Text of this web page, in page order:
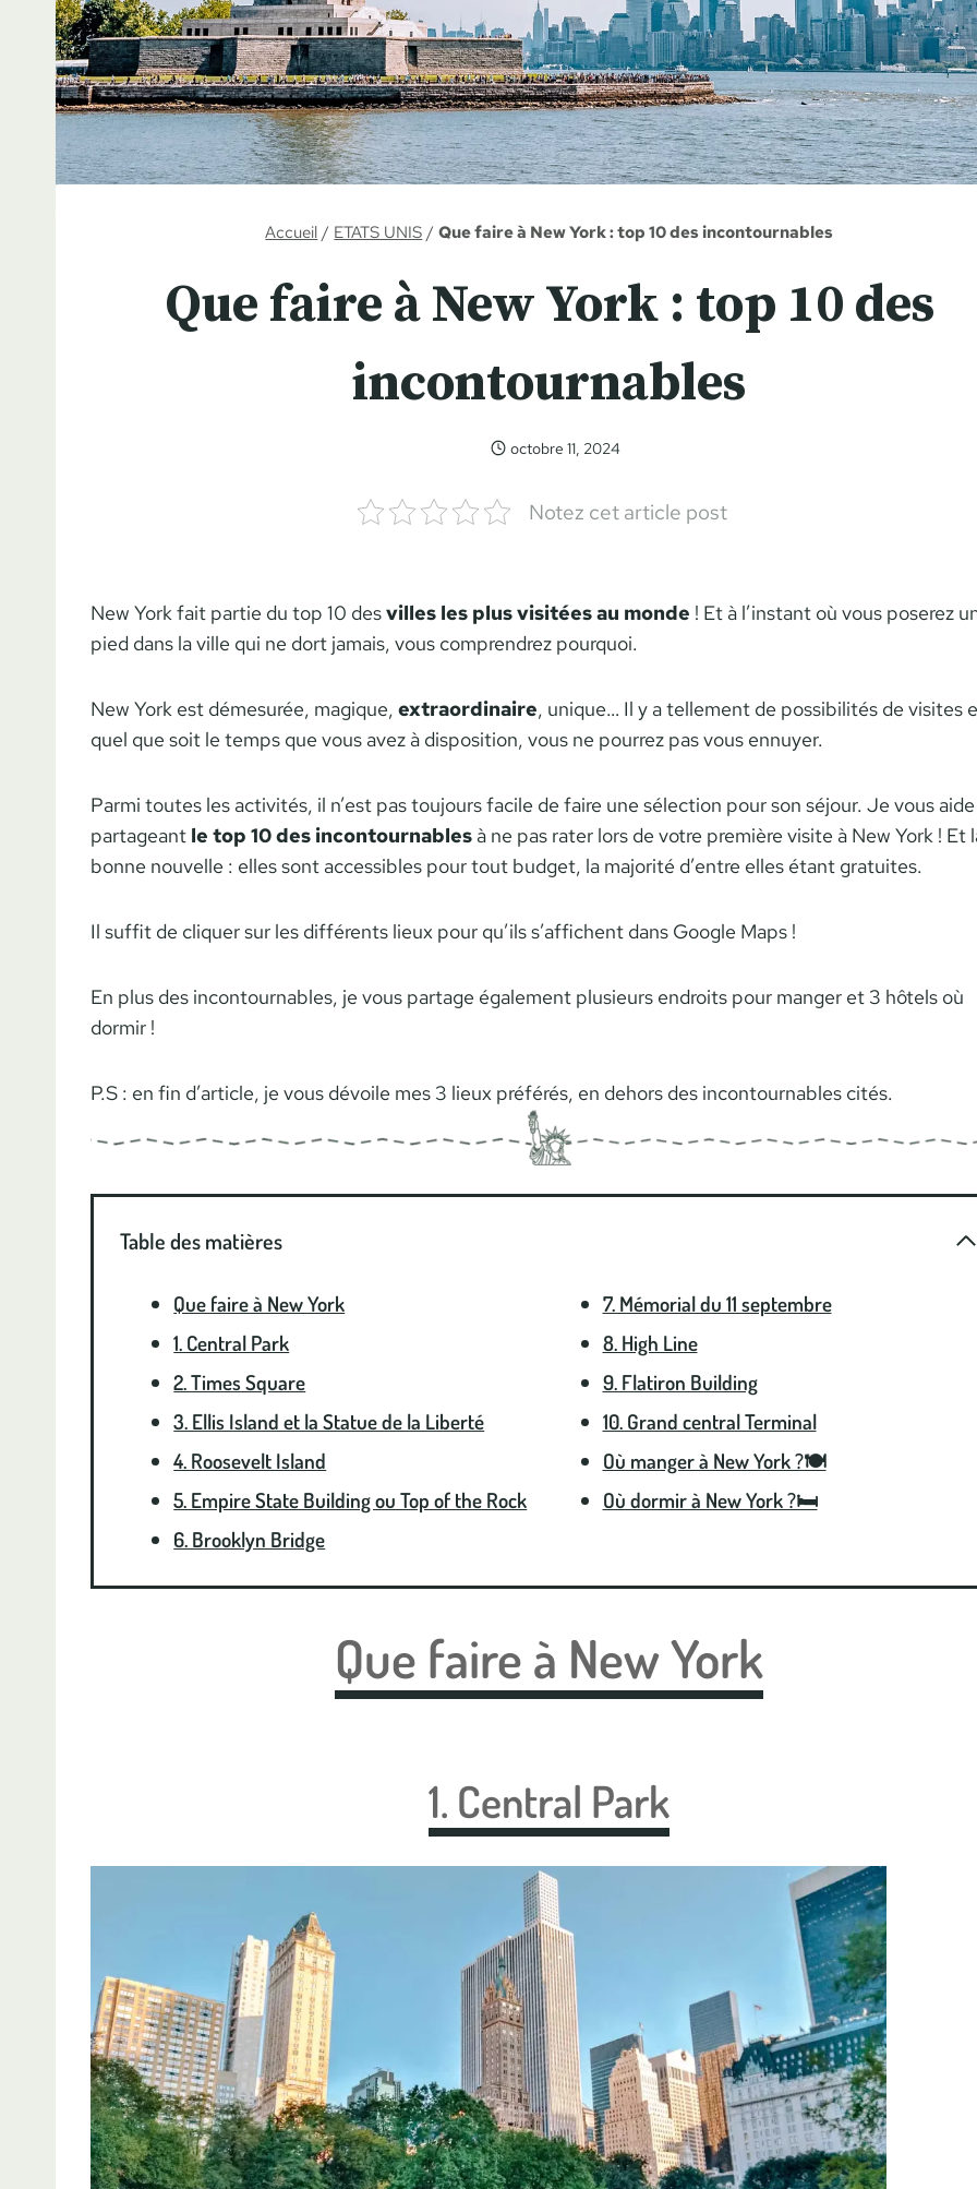
Accueil / ETATS UNIS / Que faire à New York : top 10 des incontournables
Que faire à New York : top 10 des
incontournables
octobre 11, 2024
Notez cet article post
New York fait partie du top 10 desvilles les plus visitées au monde ! Et à l’instant où vous poserez
pied dans la ville qui ne dort jamais, vous comprendrez pourquoi.
New York est démesurée, magique, extraordinaire, unique… Il y a tellement de possibilités de visites
quel que soit le temps que vous avez à disposition, vous ne pourrez pas vous ennuyer.
Parmi toutes les activités, il n’est pas toujours facile de faire une sélection pour son séjour. Je vous
partageant le top 10 des incontournables à ne pas rater lors de votre première visite à New York ! Et
bonne nouvelle : elles sont accessibles pour tout budget, la majorité d’entre elles étant gratuites.
Il suffit de cliquer sur les différents lieux pour qu’ils s’affichent dans Google Maps !
En plus des incontournables, je vous partage également plusieurs endroits pour manger et 3 hôtels où
dormir !
P.S : en fin d’article, je vous dévoile mes 3 lieux préférés, en dehors des incontournables cités.
Table des matières
Que faire à New York
1. Central Park
2. Times Square
3. Ellis Island et la Statue de la Liberté
4. Roosevelt Island
5. Empire State Building ou Top of the Rock
6. Brooklyn Bridge
7. Mémorial du 11 septembre
8. High Line
9. Flatiron Building
10. Grand central Terminal
Où manger à New York ?🍽️
Où dormir à New York ?🛏️
Que faire à New York
1. Central Park